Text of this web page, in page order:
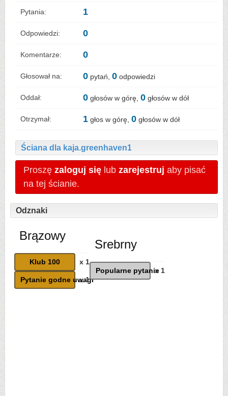
Pytania: 1
Odpowiedzi: 0
Komentarze: 0
Głosował na: 0 pytań, 0 odpowiedzi
Oddał: 0 głosów w górę, 0 głosów w dół
Otrzymał: 1 głos w górę, 0 głosów w dół
Ściana dla kaja.greenhaven1
Proszę zaloguj się lub zarejestruj aby pisać
na tej ścianie.
Odznaki
Brązowy
Klub 100 x 1
Pytanie godne uwagi
x 1
Srebrny
Popularne pytaniex 1